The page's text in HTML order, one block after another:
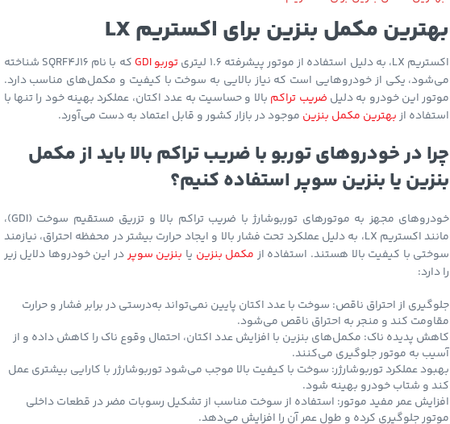
بهترین مکمل بنزین برای اکستریم LX
اکستریم LX، به دلیل استفاده از موتور پیشرفته 1.6 لیتری توربو GDI
که با نام SQRF4J16 شناخته
می‌شود، یکی از خودروهایی است که نیاز بالایی به سوخت با کیفیت و مکمل‌های مناسب دارد.
موتور این خودرو به دلیل ضریب تراکم بالا و حساسیت به عدد اکتان، عملکرد بهینه خود را تنها با
استفاده ازبهترین مکمل بنزین موجود در بازار کشور و قابل اعتماد به دست می‌آورد.
چرا در خودروهای توربو با ضریب تراکم بالا باید از مکمل
بنزین یا بنزین سوپر استفاده کنیم؟
خودروهای مجهز به موتورهای توربوشارژ با ضریب تراکم بالا و تزریق مستقیم سوخت (GDI)،
مانند اکستریم LX، به دلیل عملکرد تحت فشار بالا و ایجاد حرارت بیشتر در محفظه احتراق، نیازمند
سوختی با کیفیت بالا هستند. استفاده از مکمل بنزین یا بنزین سوپردر این خودروها دلایل زیر
را دارد:
جلوگیری از احتراق ناقص: سوخت با عدد اکتان پایین نمی‌تواند به‌درستی در برابر فشار و حرارت
مقاومت کند و منجر به احتراق ناقص می‌شود.
کاهش پدیده ناک: مکمل‌های بنزین با افزایش عدد اکتان، احتمال وقوع ناک را کاهش داده و از
آسیب به موتور جلوگیری می‌کنند.
بهبود عملکرد توربوشارژر: سوخت با کیفیت بالا موجب می‌شود توربوشارژر با کارایی بیشتری عمل
کند و شتاب خودرو بهینه شود.
افزایش عمر مفید موتور: استفاده از سوخت مناسب از تشکیل رسوبات مضر در قطعات داخلی
موتور جلوگیری کرده و طول عمر آن را افزایش می‌دهد.